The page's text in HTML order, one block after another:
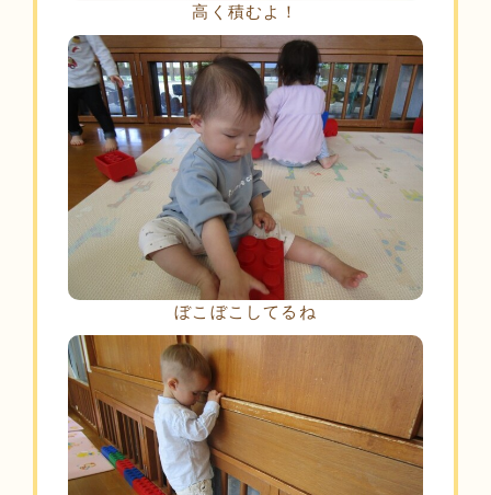
高く積むよ！
ぼこぼこしてるね